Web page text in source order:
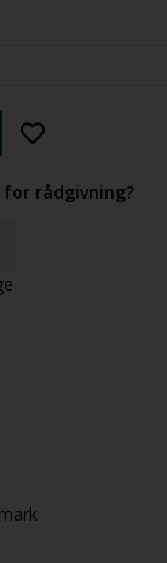
for rådgivning?